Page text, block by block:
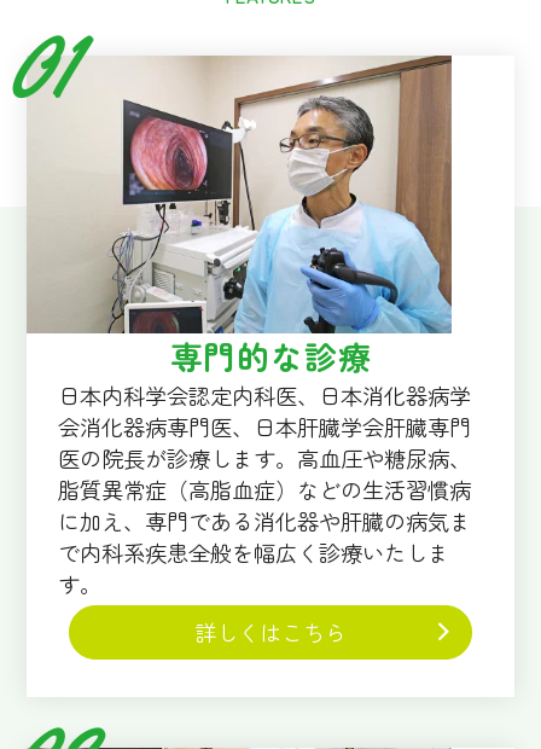
専門的な診療
日本内科学会認定内科医、日本消化器病学
会消化器病専門医、日本肝臓学会肝臓専門
医の院長が診療します。高血圧や糖尿病、
脂質異常症（高脂血症）などの生活習慣病
に加え、専門である消化器や肝臓の病気ま
で内科系疾患全般を幅広く診療いたしま
す。
詳しくはこちら